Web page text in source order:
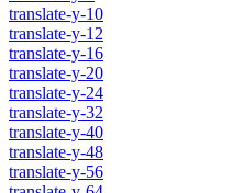
translate-y-10
translate-y-12
translate-y-16
translate-y-20
translate-y-24
translate-y-32
translate-y-40
translate-y-48
translate-y-56